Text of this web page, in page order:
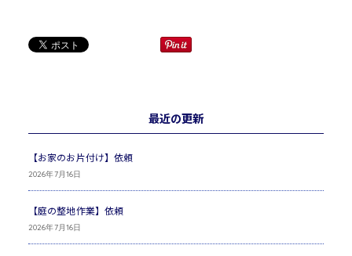
最近の更新
【お家のお片付け】依頼
2026年7月16日
【庭の整地作業】依頼
2026年7月16日